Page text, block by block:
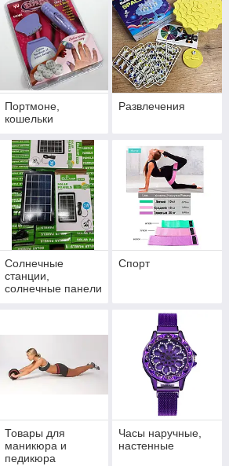
Портмоне,
кошельки
Развлечения
Солнечные
станции,
солнечные панели
Спорт
Товары для
маникюра и
педикюра
Часы наручные,
настенные